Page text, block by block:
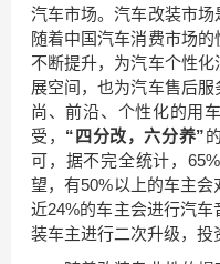
汽车市场。汽车改装市场
随着中国汽车消费市场
不断提升，为汽车个性
展空间，也为汽车售后
尚、前沿、个性化的用
受， “四分改，六分养”
可，据不完全统计，
望，有50%以上的车主会
近24%的车主会进行汽
装车主进行二次升级，投